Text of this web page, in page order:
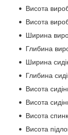
Висота
Висота
Ширина
Глибина
Ширина
Глибина
Висота
Висота
Висота
Висота